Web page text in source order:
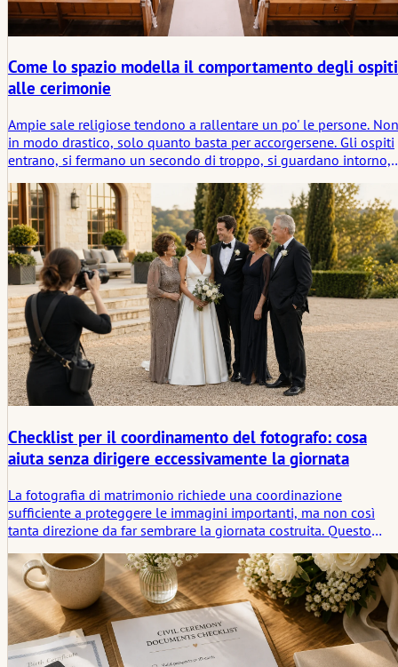
Come lo spazio modella il comportamento degli ospiti
alle cerimonie
Ampie sale religiose tendono a rallentare un po' le persone. Non
in modo drastico, solo quanto basta per accorgersene. Gli ospiti
entrano, si fermano un secondo di troppo, si guardano intorno,
come piccole correzioni che si susseguono.
Checklist per il coordinamento del fotografo: cosa
aiuta senza dirigere eccessivamente la giornata
La fotografia di matrimonio richiede una coordinazione
sufficiente a proteggere le immagini importanti, ma non così
tanta direzione da far sembrare la giornata costruita. Questo
le finestre di luce, l'accesso, i limiti della cerimonia e lo spazio
cui i fotografi hanno bisogno per notare le storie vere.